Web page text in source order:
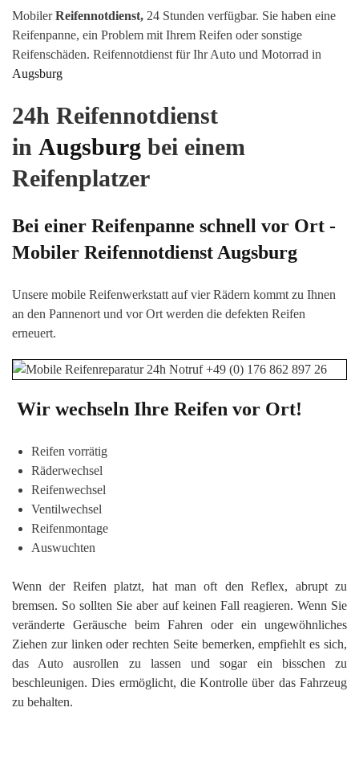
MobilerReifennotdienst, 24 Stunden verfügbar. Sie haben eine
Reifenpanne, ein Problem mit Ihrem Reifen oder sonstige
Reifenschäden. Reifennotdienst für Ihr Auto und Motorrad in
Augsburg
24h Reifennotdienst
in Augsburg bei einem
Reifenplatzer
Bei einer Reifenpanne schnell vor Ort -
Mobiler Reifennotdienst Augsburg
Unsere mobile Reifenwerkstatt auf vier Rädern kommt zu Ihnen
an den Pannenort und vor Ort werden die defekten Reifen
erneuert.
Wir wechseln Ihre Reifen vor Ort!
Reifen vorrätig
Räderwechsel
Reifenwechsel
Ventilwechsel
Reifenmontage
Auswuchten
Wenn der Reifen platzt, hat man oft den Reflex, abrupt zu
bremsen. So sollten Sie aber auf keinen Fall reagieren. Wenn Sie
veränderte Geräusche beim Fahren oder ein ungewöhnliches
Ziehen zur linken oder rechten Seite bemerken, empfiehlt es sich,
das Auto ausrollen zu lassen und sogar ein bisschen zu
beschleunigen. Dies ermöglicht, die Kontrolle über das Fahrzeug
zu behalten.